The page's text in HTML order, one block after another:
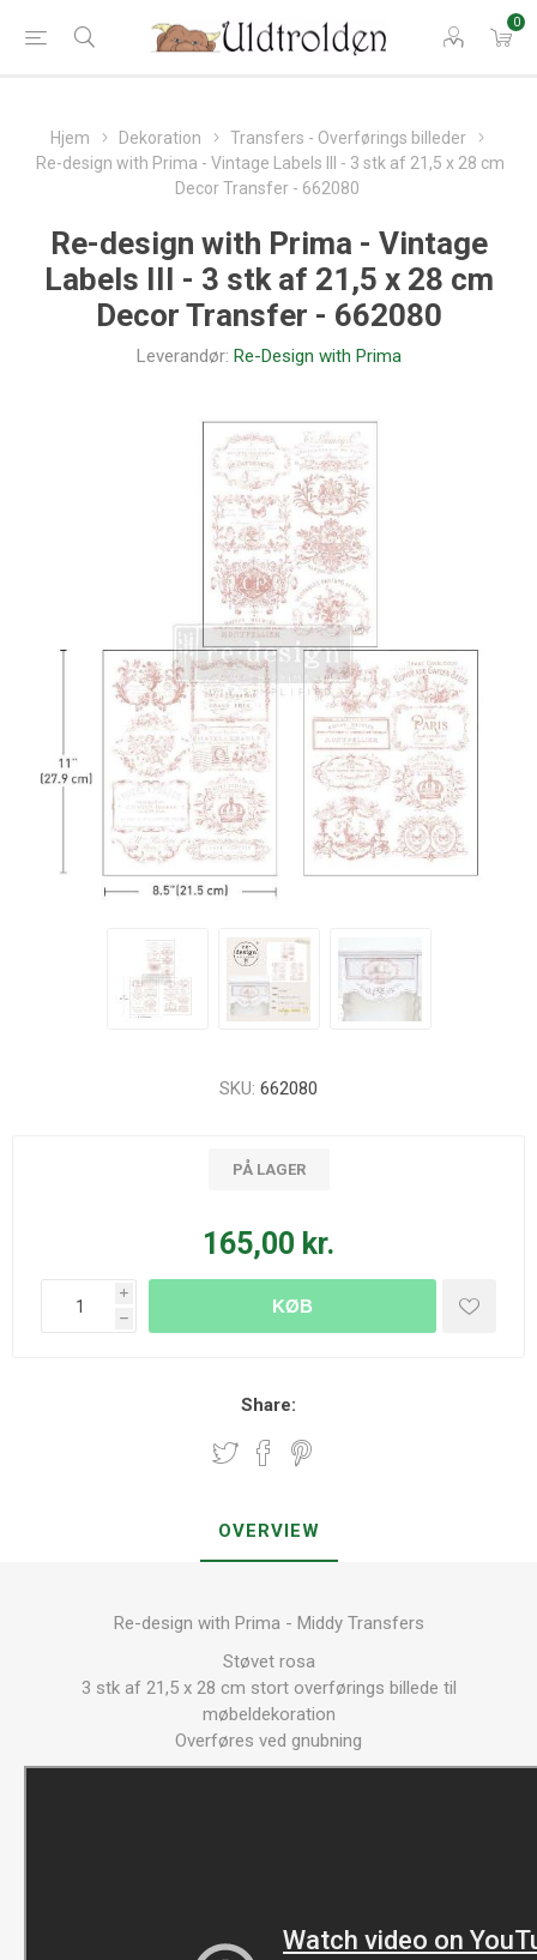
0
Hjem Dekoration
Transfers - Overførings billeder
Re-design with Prima - Vintage Labels III - 3 stk af 21,5 x 28 cm
Decor Transfer - 662080
Re-design with Prima - Vintage
Labels III - 3 stk af 21,5 x 28 cm
Decor Transfer - 662080
Leverandør: Re-Design with Prima
SKU: 662080
PÅ LAGER
165,00 kr.
i
h
KØB
Share:
OVERVIEW
Re-design with Prima - Middy Transfers
Støvet rosa
3 stk af 21,5 x 28 cm stort overførings billede til
møbeldekoration
Overføres ved gnubning